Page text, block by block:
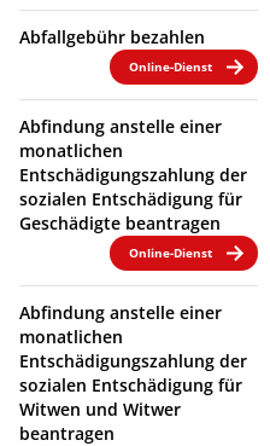
Abfallgebühr bezahlen
Online-Dienst
Abfindung anstelle einer
monatlichen
Entschädigungszahlung der
sozialen Entschädigung für
Geschädigte beantragen
Online-Dienst
Abfindung anstelle einer
monatlichen
Entschädigungszahlung der
sozialen Entschädigung für
Witwen und Witwer
beantragen